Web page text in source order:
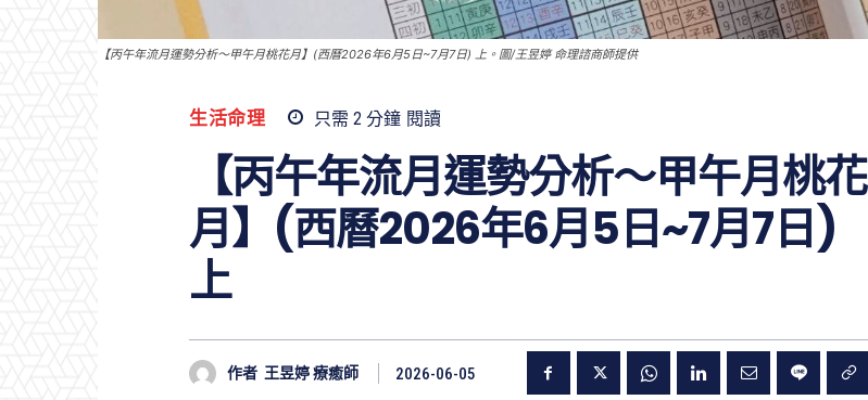
【丙午年流月運勢分析～甲午月桃花月】(西曆2026年6月5日~7月7日) 上。圖/王昱婷 命理諮商師提供
生活命理 只需 2 分鐘 閱讀
【丙午年流月運勢分析～甲午月桃花
月】(西曆2026年6月5日~7月7日)
上
作者 王昱婷 療癒師 2026-06-05